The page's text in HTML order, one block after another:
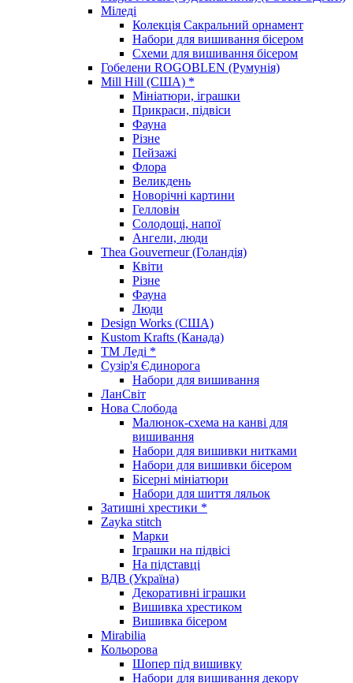
Міледі
Колекція Сакральний орнамент
Набори для вишивання бісером
Схеми для вишивання бісером
Гобелени ROGOBLEN (Румунія)
Mill Hill (США) *
Мініатюри, іграшки
Прикраси, підвіси
Фауна
Різне
Пейзажі
Флора
Великдень
Новорічні картини
Гелловін
Солодощі, напої
Ангели, люди
Thea Gouverneur (Голандія)
Квіти
Різне
Фауна
Люди
Design Works (США)
Kustom Krafts (Канада)
ТМ Леді *
Сузір'я Єдинорога
Набори для вишивання
ЛанСвіт
Нова Слобода
Малюнок-схема на канві для
вишивання
Набори для вишивки нитками
Набори для вишивки бісером
Бісерні мініатюри
Набори для шиття ляльок
Затишні хрестики *
Zayka stitch
Марки
Іграшки на підвісі
На підставці
ВДВ (Україна)
Декоративні іграшки
Вишивка хрестиком
Вишивка бісером
Mirabilia
Кольорова
Шопер під вишивку
Набори для вишивання декору